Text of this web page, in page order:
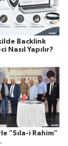
Backlink
Nasıl Yapılır?
"Sıla-i Rahim"